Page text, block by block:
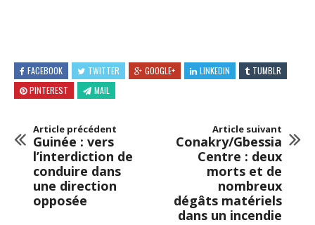
FACEBOOK TWITTER GOOGLE+ LINKEDIN
TUMBLR
PINTEREST
MAIL
Article précédent
Guinée : vers
l’interdiction de
conduire dans
une direction
opposée
Article suivant
Conakry/Gbessia
Centre : deux
morts et de
nombreux
dégâts matériels
dans un incendie